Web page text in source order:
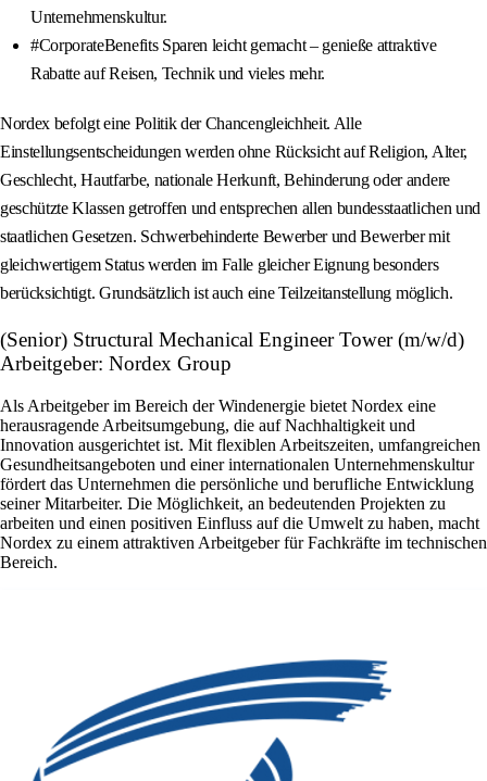
Unternehmenskultur.
#CorporateBenefits Sparen leicht gemacht – genieße attraktive
Rabatte auf Reisen, Technik und vieles mehr.
Nordex befolgt eine Politik der Chancengleichheit. Alle
Einstellungsentscheidungen werden ohne Rücksicht auf Religion, Alter,
Geschlecht, Hautfarbe, nationale Herkunft, Behinderung oder andere
geschützte Klassen getroffen und entsprechen allen bundesstaatlichen und
staatlichen Gesetzen. Schwerbehinderte Bewerber und Bewerber mit
gleichwertigem Status werden im Falle gleicher Eignung besonders
berücksichtigt. Grundsätzlich ist auch eine Teilzeitanstellung möglich.
(Senior) Structural Mechanical Engineer Tower (m/w/d)
Arbeitgeber: Nordex Group
Als Arbeitgeber im Bereich der Windenergie bietet Nordex eine
herausragende Arbeitsumgebung, die auf Nachhaltigkeit und
Innovation ausgerichtet ist. Mit flexiblen Arbeitszeiten, umfangreichen
Gesundheitsangeboten und einer internationalen Unternehmenskultur
fördert das Unternehmen die persönliche und berufliche Entwicklung
seiner Mitarbeiter. Die Möglichkeit, an bedeutenden Projekten zu
arbeiten und einen positiven Einfluss auf die Umwelt zu haben, macht
Nordex zu einem attraktiven Arbeitgeber für Fachkräfte im technischen
Bereich.